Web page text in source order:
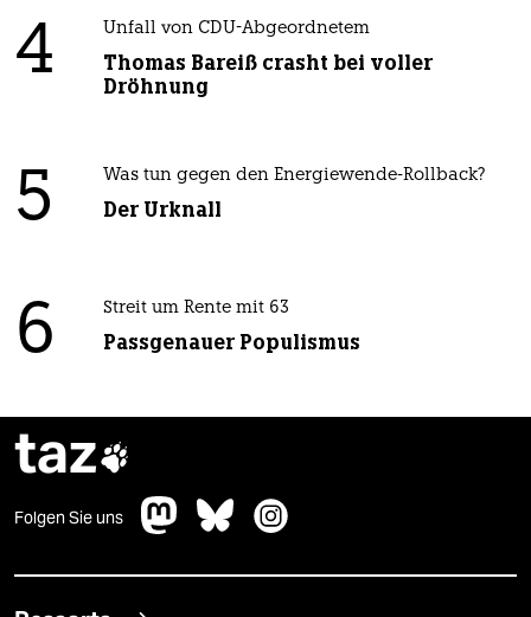
4 Unfall von CDU-Abgeordnetem
Thomas Bareiß crasht bei voller
Dröhnung
5 Was tun gegen den Energiewende-Rollback?
Der Urknall
6 Streit um Rente mit 63
Passgenauer Populismus
taz
Folgen Sie uns